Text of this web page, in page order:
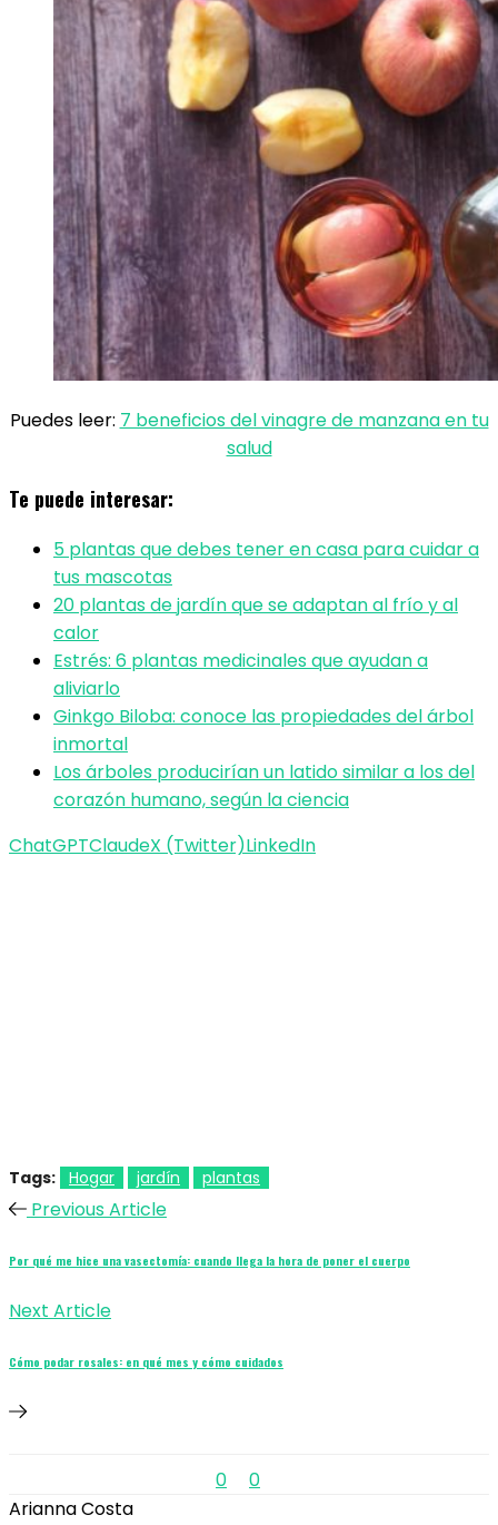
Puedes leer: 7 beneficios del vinagre de manzana en tu
salud
Te puede interesar:
5 plantas que debes tener en casa para cuidar a
tus mascotas
20 plantas de jardín que se adaptan al frío y al
calor
Estrés: 6 plantas medicinales que ayudan a
aliviarlo
Ginkgo Biloba: conoce las propiedades del árbol
inmortal
Los árboles producirían un latido similar a los del
corazón humano, según la ciencia
ChatGPTClaudeX (Twitter)LinkedIn
Tags: Hogar jardín plantas
Previous Article
Por qué me hice una vasectomía: cuando llega la hora de poner el cuerpo
Next Article
Cómo podar rosales: en qué mes y cómo cuidados
0
0
Arianna Costa